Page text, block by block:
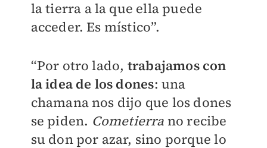
la tierra a la que ella puede
acceder. Es místico”.
“Por otro lado, trabajamos con
la idea de los dones: una
chamana nos dijo que los dones
se piden. Cometierra no recibe
su don por azar, sino porque lo